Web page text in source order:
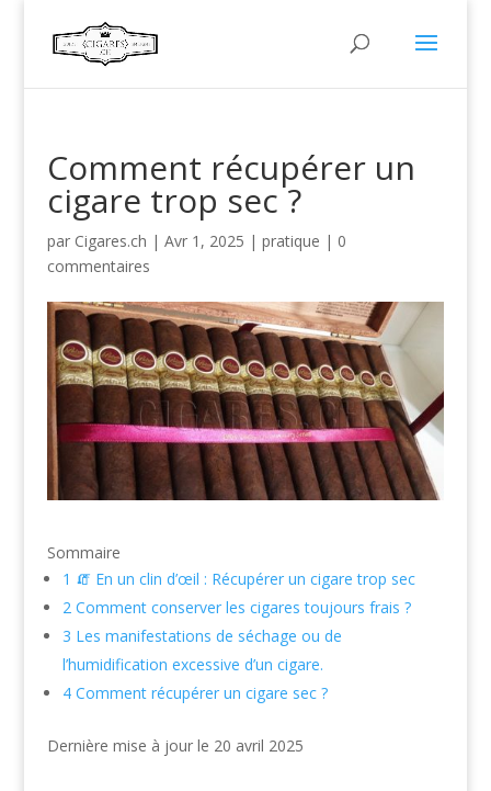
Comment récupérer un
cigare trop sec ?
par Cigares.ch | Avr 1, 2025 | pratique | 0
commentaires
Sommaire
1 🧯 En un clin d’œil : Récupérer un cigare trop sec
2Comment conserver les cigares toujours frais ?
3 Les manifestations de séchage ou de
l’humidification excessive d’un cigare.
4Comment récupérer un cigare sec ?
Dernière mise à jour le 20 avril 2025